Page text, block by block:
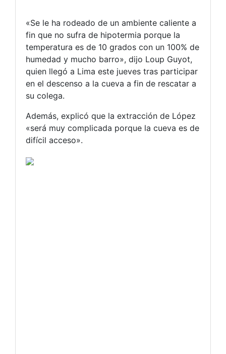
«Se le ha rodeado de un ambiente caliente a
fin que no sufra de hipotermia porque la
temperatura es de 10 grados con un 100% de
humedad y mucho barro», dijo Loup Guyot,
quien llegó a Lima este jueves tras participar
en el descenso a la cueva a fin de rescatar a
su colega.
Además, explicó que la extracción de López
«será muy complicada porque la cueva es de
difícil acceso».